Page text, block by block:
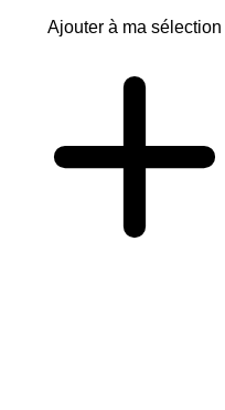
Ajouter à ma sélection